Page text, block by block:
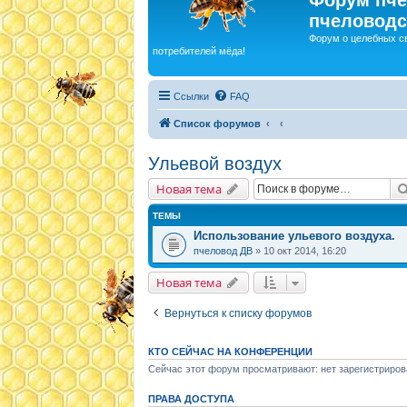
Форум о целебных
потребителей мёда!
Ссылки FAQ
Список форумов
Ульевой воздух
Новая тема
ТЕМЫ
Использование ульевого воздуха.
пчеловод ДВ » 10 окт 2014, 16:20
Новая тема
Вернуться к списку форумов
КТО СЕЙЧАС НА КОНФЕРЕНЦИИ
Сейчас этот форум просматривают: нет
ПРАВА ДОСТУПА